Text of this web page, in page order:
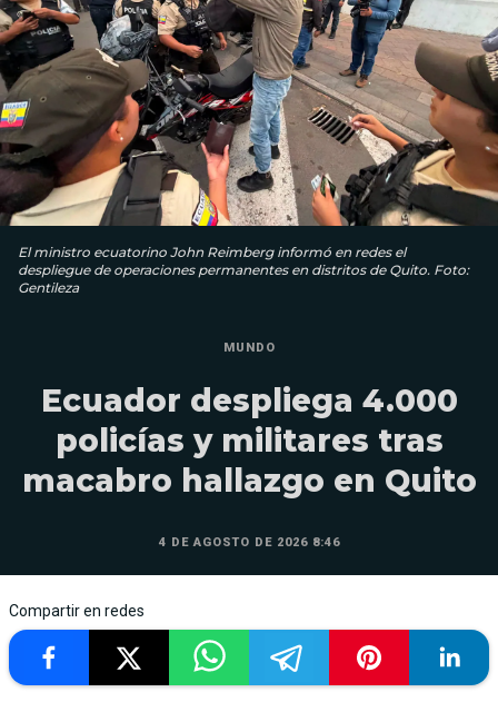
El ministro ecuatorino John Reimberg informó en redes el
despliegue de operaciones permanentes en distritos de Quito. Foto:
Gentileza
MUNDO
Ecuador despliega 4.000
policías y militares tras
macabro hallazgo en Quito
4 DE AGOSTO DE 2026 8:46
Compartir en redes